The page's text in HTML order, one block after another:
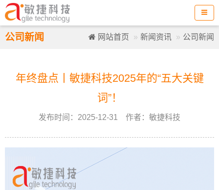
公司新闻 网站首页 新闻资讯 公司新闻
年终盘点丨敏捷科技2025年的“五大关键
词”！
发布时间：2025-12-31 作者：敏捷科技